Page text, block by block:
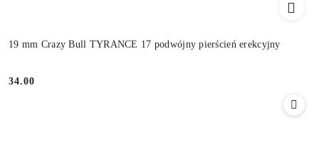
19 mm Crazy Bull TYRANCE 17 podwójny pierścień erekcyjny
Cena:
34.00